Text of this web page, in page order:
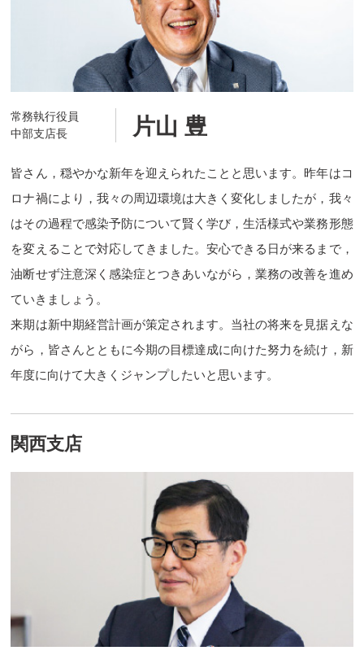
常務執行役員
中部支店長
片山 豊
皆さん，穏やかな新年を迎えられたことと思います。昨年はコ
ロナ禍により，我々の周辺環境は大きく変化しましたが，我々
はその過程で感染予防について賢く学び，生活様式や業務形態
を変えることで対応してきました。安心できる日が来るまで，
油断せず注意深く感染症とつきあいながら，業務の改善を進め
ていきましょう。
来期は新中期経営計画が策定されます。当社の将来を見据えな
がら，皆さんとともに今期の目標達成に向けた努力を続け，新
年度に向けて大きくジャンプしたいと思います。
関西支店